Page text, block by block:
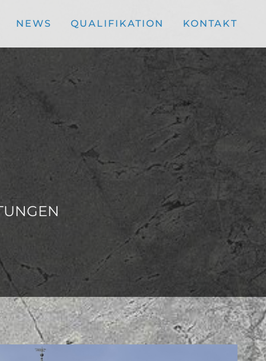
NEWS QUALIFIKATION KONTAKT